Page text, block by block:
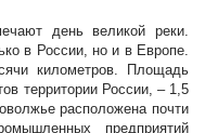
день великой реки.
в России, но и в Европе.
километров. Площадь
территории России, – 1,5
расположена почти
предприятий